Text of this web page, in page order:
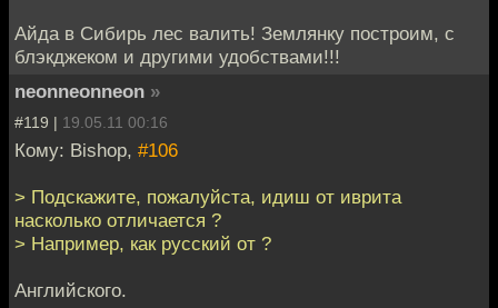
Айда в Сибирь лес валить! Землянку построим, с
блэкджеком и другими удобствами!!!
neonneonneon »
#119 | 19.05.11 00:16
Кому: Bishop, #106
> Подскажите, пожалуйста, идиш от иврита
насколько отличается ?
> Например, как русский от ?
Английского.